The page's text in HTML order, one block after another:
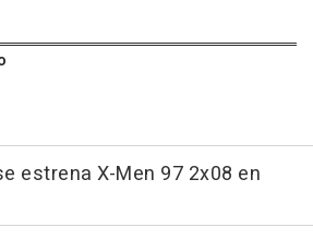
estrena X-Men 97 2x08 en